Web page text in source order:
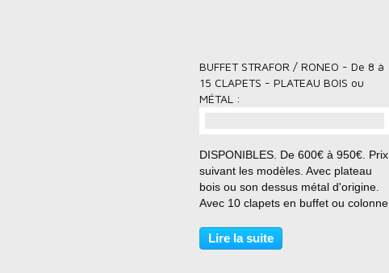
BUFFET STRAFOR / RONEO - De 8 à
15 CLAPETS - PLATEAU BOIS ou
MÉTAL :
DISPONIBLES. De 600€ à 950€. Prix
suivant les modèles. Avec plateau
bois ou son dessus métal d'origine.
Avec 10 clapets en buffet ou colonne
disponibles). Acier décapé & brossé
en intégral. Extérieur et intérieur de
Lire la suite